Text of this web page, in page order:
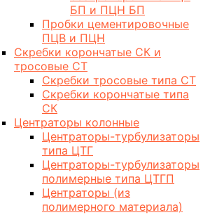
БП и ПЦН БП
Пробки цементировочные
ПЦВ и ПЦН
Скребки корончатые СК и
тросовые СТ
Скребки тросовые типа СТ
Скребки корончатые типа
СК
Центраторы колонные
Центраторы-турбулизаторы
типа ЦТГ
Центраторы-турбулизаторы
полимерные типа ЦТГП
Центраторы (из
полимерного материала)